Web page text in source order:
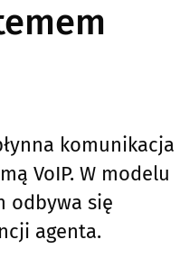
komunikacja
VoIP. W modelu
odbywa się
agenta.